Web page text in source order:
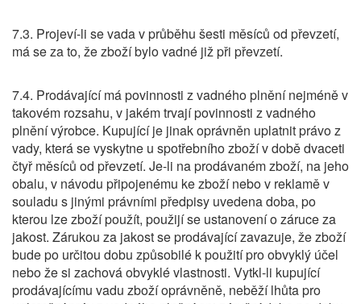
7.3. Projeví-li se vada v průběhu šesti měsíců od převzetí,
má se za to, že zboží bylo vadné již při převzetí.
7.4. Prodávající má povinnosti z vadného plnění nejméně v
takovém rozsahu, v jakém trvají povinnosti z vadného
plnění výrobce. Kupující je jinak oprávněn uplatnit právo z
vady, která se vyskytne u spotřebního zboží v době dvaceti
čtyř měsíců od převzetí. Je-li na prodávaném zboží, na jeho
obalu, v návodu připojenému ke zboží nebo v reklamě v
souladu s jinými právními předpisy uvedena doba, po
kterou lze zboží použít, použijí se ustanovení o záruce za
jakost. Zárukou za jakost se prodávající zavazuje, že zboží
bude po určitou dobu způsobilé k použití pro obvyklý účel
nebo že si zachová obvyklé vlastnosti. Vytkl-li kupující
prodávajícímu vadu zboží oprávněně, neběží lhůta pro